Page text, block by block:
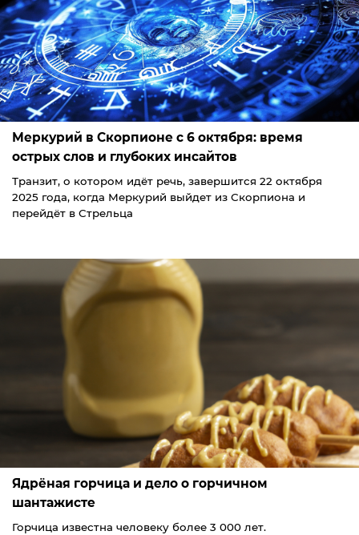
Меркурий в Скорпионе с 6 октября: время
острых слов и глубоких инсайтов
Транзит, о котором идёт речь, завершится 22 октября
2025 года, когда Меркурий выйдет из Скорпиона и
перейдёт в Стрельца
Ядрёная горчица и дело о горчичном
шантажисте
Горчица известна человеку более 3 000 лет.